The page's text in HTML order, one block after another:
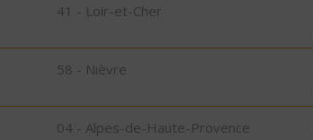
41 - Loir-et-Cher
58 - Nièvre
04 - Alpes-de-Haute-Provence